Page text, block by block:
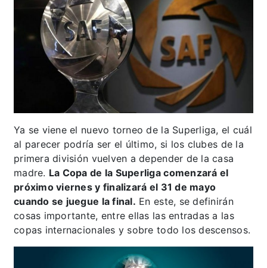
Ya se viene el nuevo torneo de la Superliga, el cuál
al parecer podría ser el último, si los clubes de la
primera división vuelven a depender de la casa
madre. La Copa de la Superliga comenzará el
próximo viernes y finalizará el 31 de mayo
cuando se juegue la final. En este, se definirán
cosas importante, entre ellas las entradas a las
copas internacionales y sobre todo los descensos.